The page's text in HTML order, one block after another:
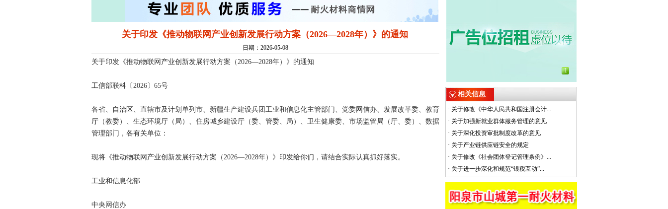
关于印发《推动物联网产业创新发展行动方案（2026—2028年）》的通知
日期：2026-05-08
关于印发《推动物联网产业创新发展行动方案（2026—2028年）》的通知
工信部联科〔2026〕65号
各省、自治区、直辖市及计划单列市、新疆生产建设兵团工业和信息化主管部门、党委网信办、发展改革委、教育
厅（教委）、生态环境厅（局）、住房城乡建设厅（委、管委、局）、卫生健康委、市场监管局（厅、委）、数据
管理部门，各有关单位：
现将《推动物联网产业创新发展行动方案（2026—2028年）》印发给你们，请结合实际认真抓好落实。
工业和信息化部
中央网信办
1
相关信息
· 关于修改《中华人民共和国注册会计...
· 关于加强新就业群体服务管理的意见
· 关于深化投资审批制度改革的意见
· 关于产业链供应链安全的规定
· 关于修改《社会团体登记管理条例》...
· 关于进一步深化和规范“银税互动”...